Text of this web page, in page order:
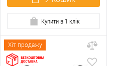
Купити в 1 клік
Хіт продажу